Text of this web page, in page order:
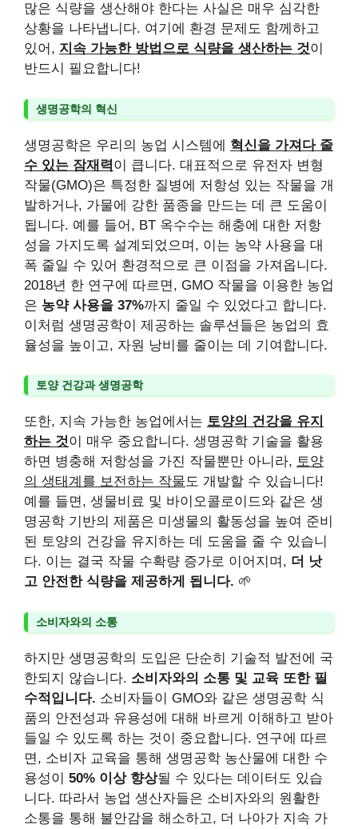
많은 식량을 생산해야 한다는 사실은 매우 심각한
상황을 나타냅니다. 여기에 환경 문제도 함께하고
있어, 지속 가능한 방법으로 식량을 생산하는 것이
반드시 필요합니다!
생명공학의 혁신
생명공학은 우리의 농업 시스템에 혁신을 가져다 줄
수 있는 잠재력이 큽니다. 대표적으로 유전자 변형
작물(GMO)은 특정한 질병에 저항성 있는 작물을 개
발하거나, 가물에 강한 품종을 만드는 데 큰 도움이
됩니다. 예를 들어, BT 옥수수는 해충에 대한 저항
성을 가지도록 설계되었으며, 이는 농약 사용을 대
폭 줄일 수 있어 환경적으로 큰 이점을 가져옵니다.
2018년 한 연구에 따르면, GMO 작물을 이용한 농업
은 농약 사용을 37%까지 줄일 수 있었다고 합니다.
이처럼 생명공학이 제공하는 솔루션들은 농업의 효
율성을 높이고, 자원 낭비를 줄이는 데 기여합니다.
토양 건강과 생명공학
또한, 지속 가능한 농업에서는 토양의 건강을 유지
하는 것이 매우 중요합니다. 생명공학 기술을 활용
하면 병충해 저항성을 가진 작물뿐만 아니라, 토양
의 생태계를 보전하는 작물도 개발할 수 있습니다!
예를 들면, 생물비료 및 바이오콜로이드와 같은 생
명공학 기반의 제품은 미생물의 활동성을 높여 준비
된 토양의 건강을 유지하는 데 도움을 줄 수 있습니
다. 이는 결국 작물 수확량 증가로 이어지며, 더 낫
고 안전한 식량을 제공하게 됩니다. 🌱
소비자와의 소통
하지만 생명공학의 도입은 단순히 기술적 발전에 국
한되지 않습니다. 소비자와의 소통 및 교육 또한 필
수적입니다. 소비자들이 GMO와 같은 생명공학 식
품의 안전성과 유용성에 대해 바르게 이해하고 받아
들일 수 있도록 하는 것이 중요합니다. 연구에 따르
면, 소비자 교육을 통해 생명공학 농산물에 대한 수
용성이 50% 이상 향상될 수 있다는 데이터도 있습
니다. 따라서 농업 생산자들은 소비자와의 원활한
소통을 통해 불안감을 해소하고, 더 나아가 지속 가